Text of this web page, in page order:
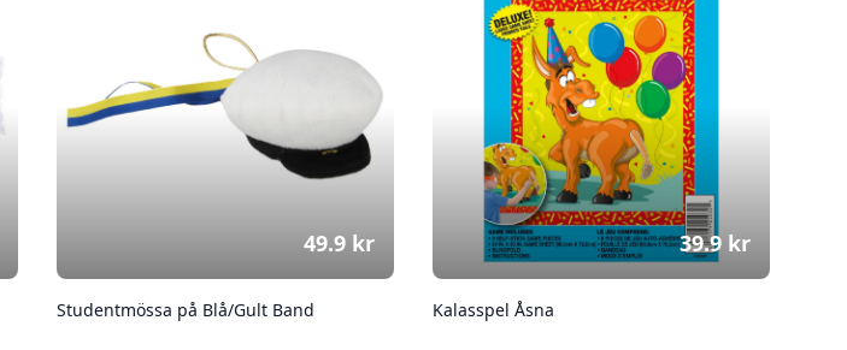
Studentmössa på Blå/Gult Band
49.9 kr
Kalasspel Åsna
39.9 kr